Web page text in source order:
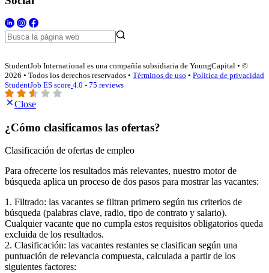
StudentJob International es una compañía subsidiaria de YoungCapital • ©
2026 • Todos los derechos reservados • Términos de uso • Politica de privacidad
StudentJob ES score 4.0 - 75 reviews
Close
¿Cómo clasificamos las ofertas?
Clasificación de ofertas de empleo
Para ofrecerte los resultados más relevantes, nuestro motor de
búsqueda aplica un proceso de dos pasos para mostrar las vacantes:
1. Filtrado: las vacantes se filtran primero según tus criterios de
búsqueda (palabras clave, radio, tipo de contrato y salario).
Cualquier vacante que no cumpla estos requisitos obligatorios queda
excluida de los resultados.
2. Clasificación: las vacantes restantes se clasifican según una
puntuación de relevancia compuesta, calculada a partir de los
siguientes factores: